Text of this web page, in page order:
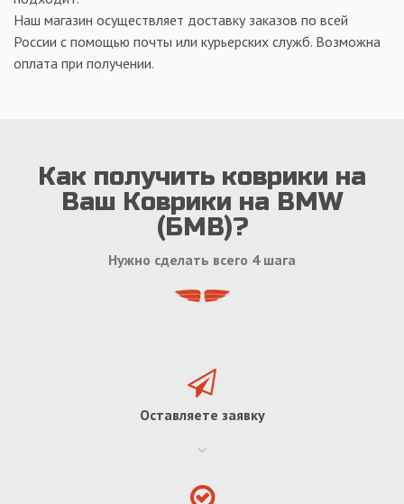
Наш магазин осуществляет доставку заказов по всей
России с помощью почты или курьерских служб. Возможна
оплата при получении.
Как получить коврики на
Ваш Коврики на BMW
(БМВ)?
Нужно сделать всего 4 шага
Оставляете заявку